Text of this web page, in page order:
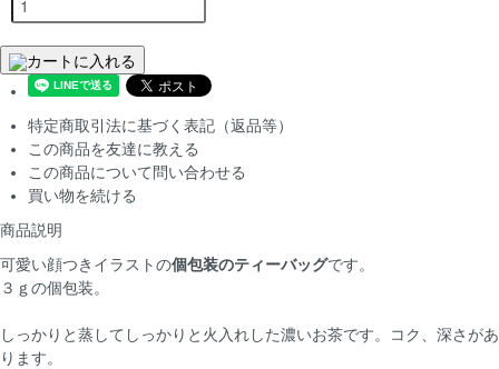
カートに入れる
特定商取引法に基づく表記（返品等）
この商品を友達に教える
この商品について問い合わせる
買い物を続ける
商品説明
可愛い顔つきイラストの個包装のティーバッグです。
３ｇの個包装。
しっかりと蒸してしっかりと火入れした濃いお茶です。コク、深さがあ
ります。